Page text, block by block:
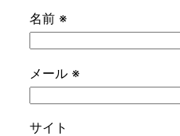
名前 ※
メール ※
サイト